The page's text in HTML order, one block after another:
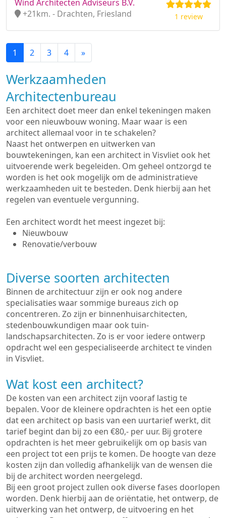
Wind Architecten Adviseurs B.V.
+21km. - Drachten, Friesland
1 review
1 2 3 4 »
Werkzaamheden
Architectenbureau
Een architect doet meer dan enkel tekeningen maken
voor een nieuwbouw woning. Maar waar is een
architect allemaal voor in te schakelen?
Naast het ontwerpen en uitwerken van
bouwtekeningen, kan een architect in Visvliet ook het
uitvoerende werk begeleiden. Om geheel ontzorgd te
worden is het ook mogelijk om de administratieve
werkzaamheden uit te besteden. Denk hierbij aan het
regelen van eventuele vergunning.
Een architect wordt het meest ingezet bij:
Nieuwbouw
Renovatie/verbouw
Diverse soorten architecten
Binnen de architectuur zijn er ook nog andere
specialisaties waar sommige bureaus zich op
concentreren. Zo zijn er binnenhuisarchitecten,
stedenbouwkundigen maar ook tuin-
landschapsarchitecten. Zo is er voor iedere ontwerp
opdracht wel een gespecialiseerde architect te vinden
in Visvliet.
Wat kost een architect?
De kosten van een architect zijn vooraf lastig te
bepalen. Voor de kleinere opdrachten is het een optie
dat een architect op basis van een uurtarief werkt, dit
tarief begint dan bij zo een €80,- per uur. Bij grotere
opdrachten is het meer gebruikelijk om op basis van
een project tot een prijs te komen. De hoogte van deze
kosten zijn dan volledig afhankelijk van de wensen die
bij de architect worden neergelegd.
Bij een groot project zullen ook diverse fases doorlopen
worden. Denk hierbij aan de oriëntatie, het ontwerp, de
uitwerking van het ontwerp, de uitvoering en het